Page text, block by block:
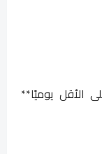
10 دقائق على الأقل يوميًا**